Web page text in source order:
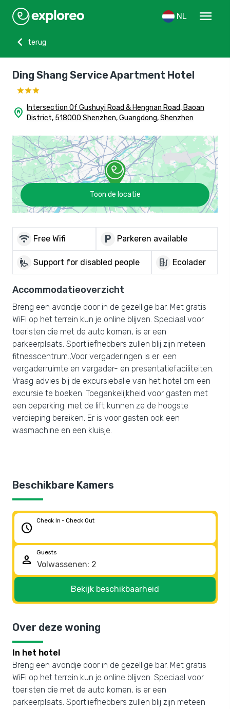
NL
menu
chevron_left
terug
Ding Shang Service Apartment Hotel
home_pin
Intersection Of Gushuyi Road & Hengnan Road, Baoan
District, 518000 Shenzhen, Guangdong, Shenzhen
Toon de locatie
wifi Free Wifi local_parking Parkeren available
wheelchair_pickup Support for disabled people ev_charger Ecolader
Accommodatieoverzicht
Breng een avondje door in de gezellige bar. Met gratis
WiFi op het terrein kun je online blijven. Speciaal voor
toeristen die met de auto komen, is er een
parkeerplaats. Sportliefhebbers zullen blij zijn meteen
fitnesscentrum.,Voor vergaderingen is er: een
vergaderruimte en vergader- en presentatiefaciliteiten.
Vraag advies bij de excursiebalie van het hotel om een
excursie te boeken. Toegankelijkheid voor gasten met
een beperking: met de lift kunnen ze de hoogste
verdieping bereiken. Er is voor gasten ook een
wasmachine en een kluisje.
Beschikbare Kamers
schedule
Check In - Check Out
person
Guests
Bekijk beschikbaarheid
Over deze woning
In het hotel
Breng een avondje door in de gezellige bar. Met gratis
WiFi op het terrein kun je online blijven. Speciaal voor
toeristen die met de auto komen, is er een
parkeerplaats. Sportliefhebbers zullen blij zijn meteen